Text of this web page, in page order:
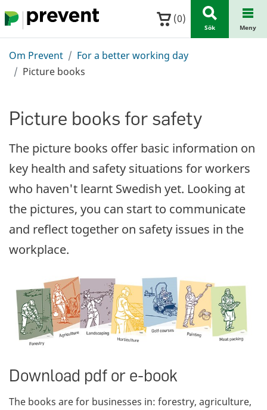
Hoppa till huvudinnehållet (0)
Sök Meny
Om Prevent
For a better working day
Picture books
Picture books for safety
The picture books offer basic information on
key health and safety situations for workers
who haven't learnt Swedish yet. Looking at
the pictures, you can start to communicate
and reflect together on safety issues in the
workplace.
Download pdf or e-book
The books are for businesses in: forestry, agriculture,